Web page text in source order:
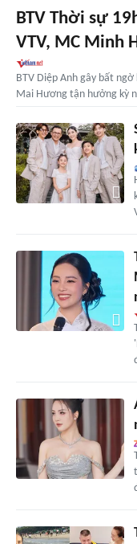
BTV Thời sự
VTV, MC Minh
BTV Diệp Anh gây bất
Mai Hương tận hưởng kỳ